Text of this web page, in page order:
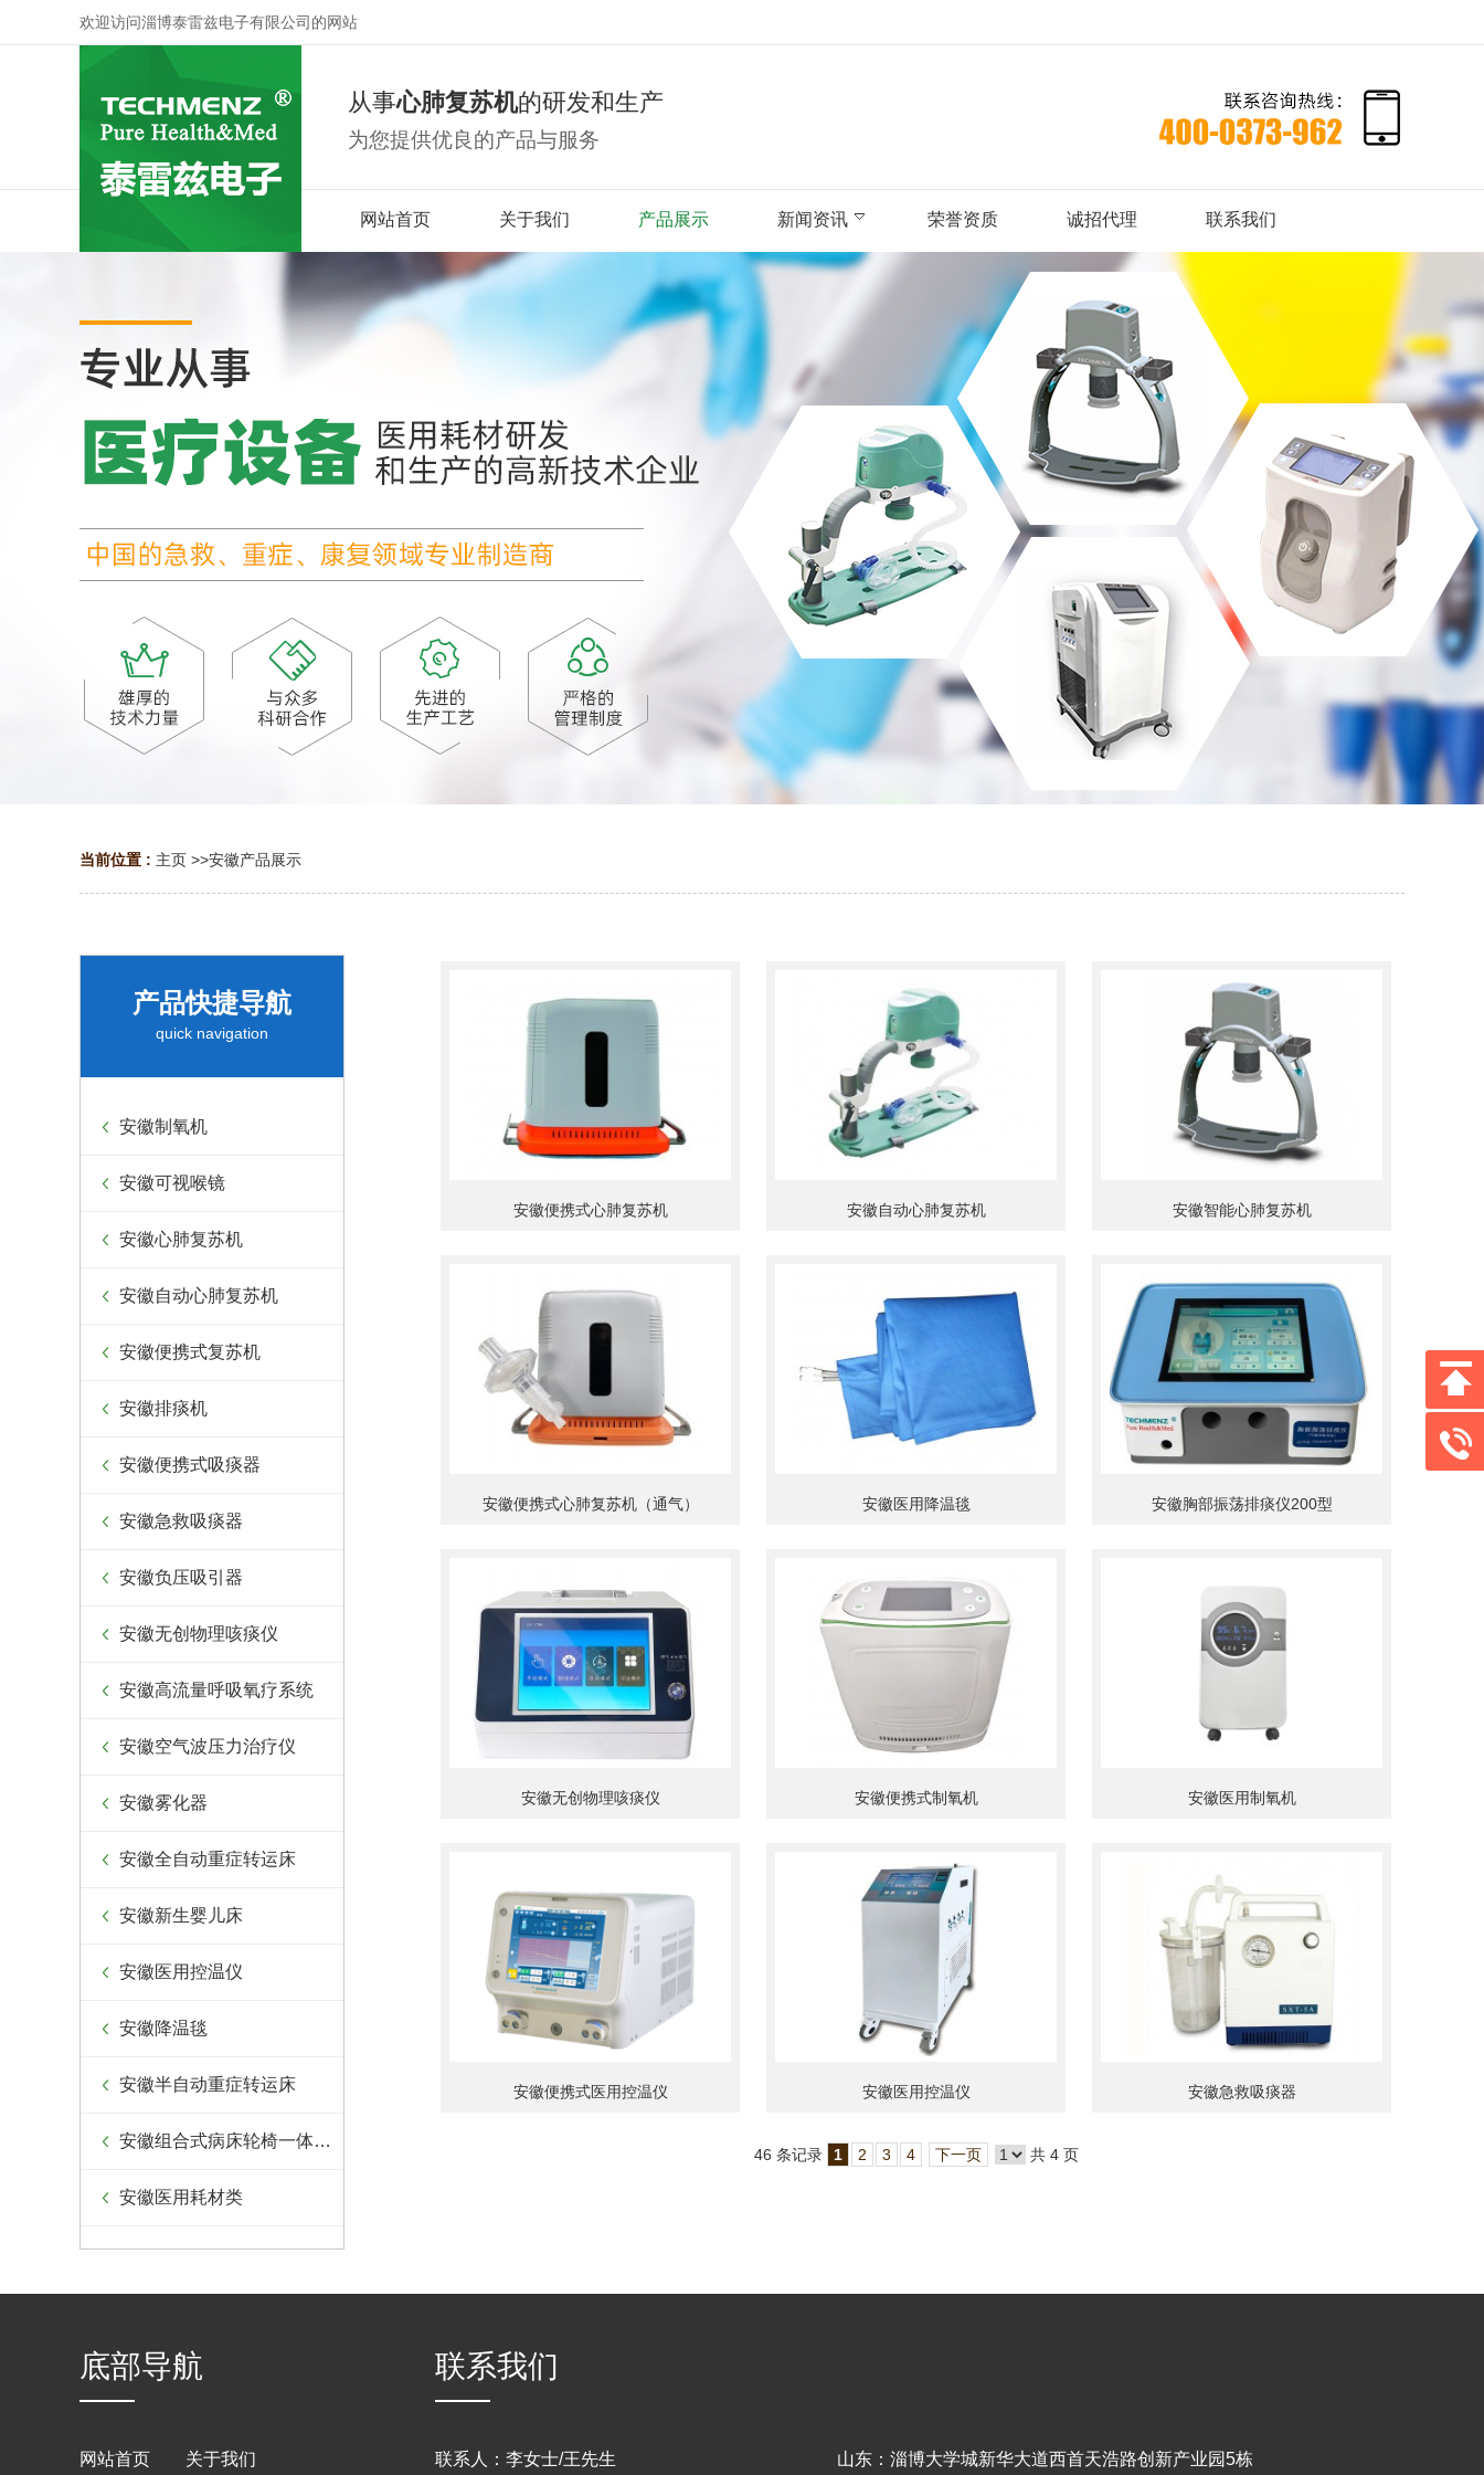
欢迎访问淄博泰雷兹电子有限公司的网站
从事心肺复苏机的研发和生产
为您提供优良的产品与服务
网站首页 关于我们 产品展示 新闻资讯 荣誉资质 诚招代理 联系我们
当前位置 : 主页 >>安徽产品展示
产品快捷导航
quick navigation
安徽制氧机
安徽可视喉镜
安徽心肺复苏机
安徽自动心肺复苏机
安徽便携式复苏机
安徽排痰机
安徽便携式吸痰器
安徽急救吸痰器
安徽负压吸引器
安徽无创物理咳痰仪
安徽高流量呼吸氧疗系统
安徽空气波压力治疗仪
安徽雾化器
安徽全自动重症转运床
安徽新生婴儿床
安徽医用控温仪
安徽降温毯
安徽半自动重症转运床
安徽组合式病床轮椅一体设备
安徽医用耗材类
安徽便携式心肺复苏机 安徽自动心肺复苏机 安徽智能心肺复苏机
安徽便携式心肺复苏机（通气） 安徽医用降温毯 安徽胸部振荡排痰仪200型
安徽无创物理咳痰仪 安徽便携式制氧机 安徽医用制氧机
安徽便携式医用控温仪 安徽医用控温仪 安徽急救吸痰器
46 条记录 1 2 3 4 下一页 共 4 页
底部导航
网站首页 关于我们
联系我们
联系人：李女士/王先生 山东：淄博大学城新华大道西首天浩路创新产业园5栋